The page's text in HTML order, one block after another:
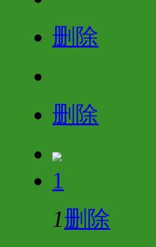
删除
删除
1
1删除